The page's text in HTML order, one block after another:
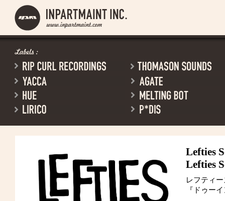
Lefties
Lefties
レフティ
『ドゥー